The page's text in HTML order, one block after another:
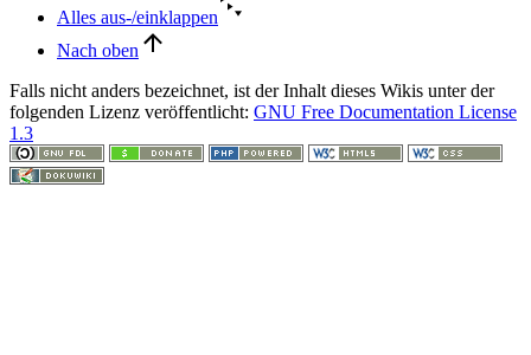
Alles aus-/einklappen
Nach oben
Falls nicht anders bezeichnet, ist der Inhalt dieses Wikis unter der
folgenden Lizenz veröffentlicht: GNU Free Documentation License
1.3